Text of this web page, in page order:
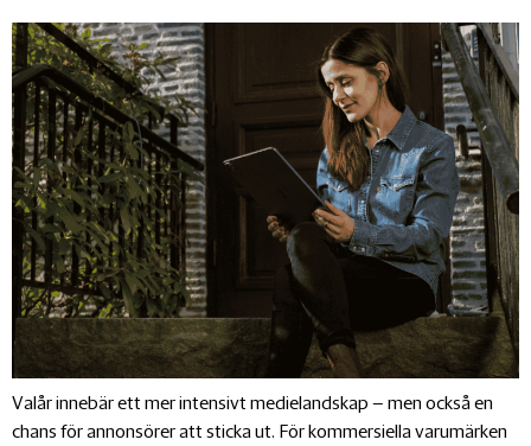
Valår innebär ett mer intensivt medielandskap – men också en
chans för annonsörer att sticka ut. För kommersiella varumärken